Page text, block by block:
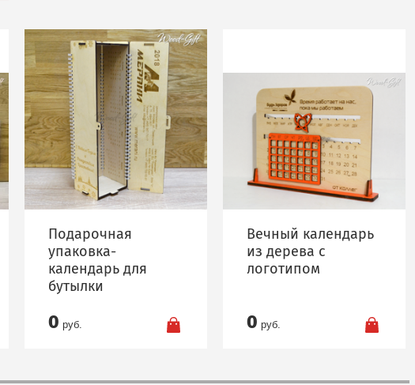
Подарочная
упаковка-
календарь для
бутылки
0 руб.
Вечный календарь
из дерева с
логотипом
0 руб.